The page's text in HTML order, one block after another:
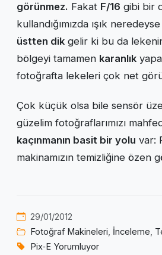
görünmez. Fakat F/16 gibi bir
kullandığımızda ışık
üstten dik gelir ki bu da
bölgeyi tamamen karanlık
fotoğrafta lekeleri çok net
Çok küçük olsa bile sensör
güzelim fotoğraflarımızı
kaçınmanın basit bir yolu var:
makinamızın temizliğine özen
29/01/2012
Fotoğraf Makineleri, İnceleme,
Pix‑E Yorumluyor